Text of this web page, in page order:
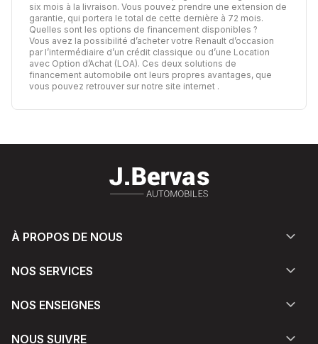
six mois à la livraison. Vous pouvez prendre une extension de
garantie, qui portera le total de cette dernière à 72 mois.
Quelles sont les options de financement disponibles ?
Vous avez la possibilité d’acheter votre Renault d’occasion
par l’intermédiaire d’un crédit classique ou d’une Location
avec Option d’Achat (LOA). Ces deux solutions de
financement automobile ont leurs propres avantages, que
vous pouvez retrouver sur notre site internet .
À PROPOS DE NOUS
NOS SERVICES
NOS ENSEIGNES
NOUS SUIVRE